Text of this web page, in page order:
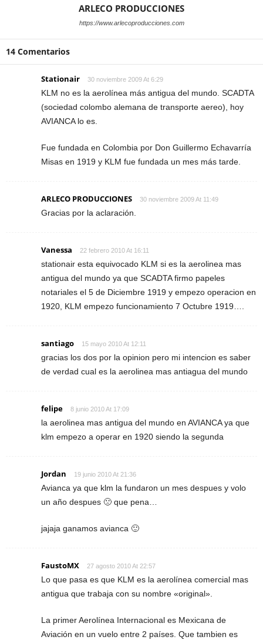
ARLECO PRODUCCIONES
https://www.arlecoproducciones.com
14 Comentarios
Stationair 30 noviembre 2009 At 6:29
KLM no es la aerolínea más antigua del mundo. SCADTA
(sociedad colombo alemana de transporte aereo), hoy
AVIANCA lo es.
Fue fundada en Colombia por Don Guillermo Echavarría
Misas en 1919 y KLM fue fundada un mes más tarde.
ARLECO PRODUCCIONES 30 noviembre 2009 At 11:49
Gracias por la aclaración.
Vanessa 22 febrero 2010 At 16:11
stationair esta equivocado KLM si es la aerolinea mas
antigua del mundo ya que SCADTA firmo papeles
notariales el 5 de Diciembre 1919 y empezo operacion en
1920, KLM empezo funcionamiento 7 Octubre 1919….
santiago 15 mayo 2010 At 12:11
gracias los dos por la opinion pero mi intencion es saber
de verdad cual es la aerolinea mas antiagua del mundo
felipe 8 junio 2010 At 17:09
la aerolinea mas antigua del mundo en AVIANCA ya que
klm empezo a operar en 1920 siendo la segunda
Jordan 19 junio 2010 At 21:36
Avianca ya que klm la fundaron un mes despues y volo
un año despues 🙁 que pena…
jajaja ganamos avianca 🙂
FaustoMX 27 agosto 2010 At 22:57
Lo que pasa es que KLM es la aerolínea comercial mas
antigua que trabaja con su nombre «original».
La primer Aerolínea Internacional es Mexicana de
Aviación en un vuelo entre 2 países. Que tambien es